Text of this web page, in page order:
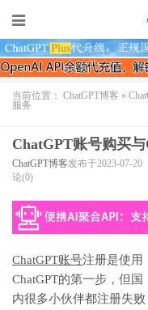
当前位置： ChatGPT博客 »
服务
ChatGPT账号购买
ChatGPT博客发布于2023-07-20
论(0)
ChatGPT账号注册是使用
ChatGPT的第一步，但国
内很多小伙伴都注册失败